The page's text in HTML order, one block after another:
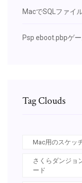
MacでSQLファイ
Psp eboot.pbpゲ
Tag Clouds
Mac用のスケッ
さくらダンジョ
ード